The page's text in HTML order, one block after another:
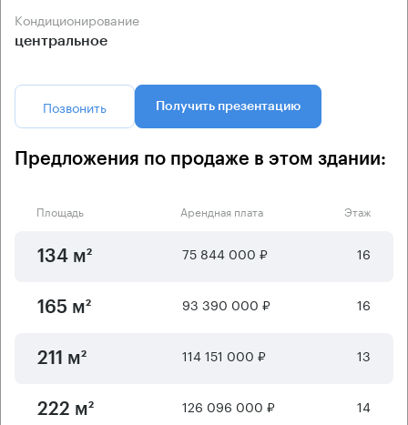
Кондиционирование
центральное
Позвонить Получить презентацию
Предложения по продаже в этом здании:
Площадь Арендная плата Этаж
134 м² 75 844 000 ₽ 16
165 м² 93 390 000 ₽ 16
211 м² 114 151 000 ₽ 13
222 м² 126 096 000 ₽ 14